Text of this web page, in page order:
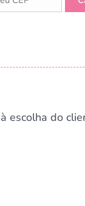
escolha do